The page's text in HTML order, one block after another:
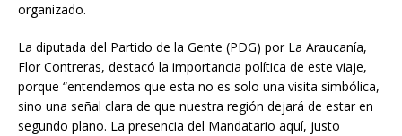
organizado.
La diputada del Partido de la Gente (PDG) por La Araucanía,
Flor Contreras, destacó la importancia política de este viaje,
porque “entendemos que esta no es solo una visita simbólica,
sino una señal clara de que nuestra región dejará de estar en
segundo plano. La presencia del Mandatario aquí, justo